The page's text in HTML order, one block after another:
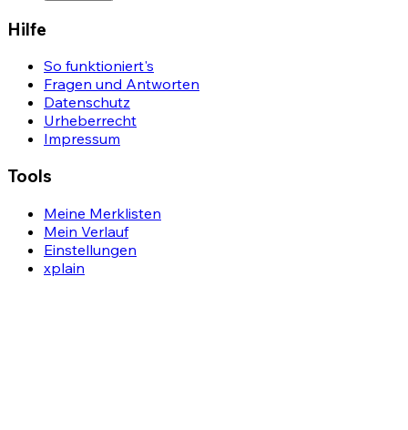
Hilfe
So funktioniert's
Fragen und Antworten
Datenschutz
Urheberrecht
Impressum
Tools
Meine Merklisten
Mein Verlauf
Einstellungen
xplain